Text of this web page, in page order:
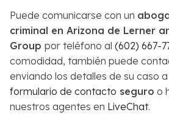
Puede comunicarse con un
criminal en Arizona de Lerner
Group por teléfono al (602) 667-
comodidad, también puede
enviando los detalles de su caso
formulario de contacto seguro o
nuestros agentes en LiveChat.